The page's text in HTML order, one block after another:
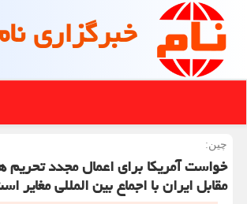
خبرگزاری
چین:
خواست آمریكا برای اعمال مجدد تحریم
مقابل ایران با اجماع بین المللی مغایر